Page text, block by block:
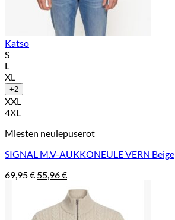
Katso
S
L
XL
+2
XXL
4XL
Miesten neulepuserot
SIGNAL M.V-AUKKONEULE VERN Beige
69,95€ Alkuperäinen
69,95 €.
55,96€Nykyinen
on:
55,96 €.